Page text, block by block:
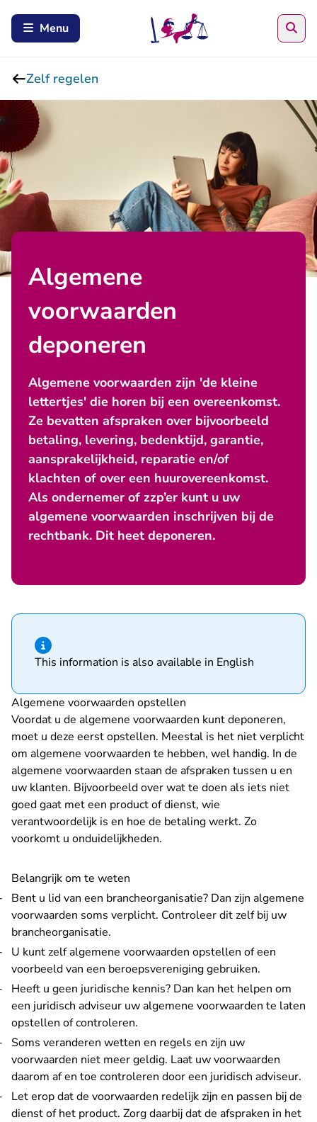
Menu
Zelf regelen
Algemene
voorwaarden
deponeren
Algemene voorwaarden zijn 'de kleine
lettertjes' die horen bij een overeenkomst.
Ze bevatten afspraken over bijvoorbeeld
betaling, levering, bedenktijd, garantie,
aansprakelijkheid, reparatie en/of
klachten of over een huurovereenkomst.
Als ondernemer of zzp’er kunt u uw
algemene voorwaarden inschrijven bij de
rechtbank. Dit heet deponeren.
Hint van type informatie
This information is also available in English
Algemene voorwaarden opstellen
Voordat u de algemene voorwaarden kunt deponeren,
moet u deze eerst opstellen. Meestal is het niet verplicht
om algemene voorwaarden te hebben, wel handig. In de
algemene voorwaarden staan de afspraken tussen u en
uw klanten. Bijvoorbeeld over wat te doen als iets niet
goed gaat met een product of dienst, wie
verantwoordelijk is en hoe de betaling werkt. Zo
voorkomt u onduidelijkheden.
Belangrijk om te weten
Bent u lid van een brancheorganisatie? Dan zijn algemene
voorwaarden soms verplicht. Controleer dit zelf bij uw
brancheorganisatie.
U kunt zelf algemene voorwaarden opstellen of een
voorbeeld van een beroepsvereniging gebruiken.
Heeft u geen juridische kennis? Dan kan het helpen om
een juridisch adviseur uw algemene voorwaarden te laten
opstellen of controleren.
Soms veranderen wetten en regels en zijn uw
voorwaarden niet meer geldig. Laat uw voorwaarden
daarom af en toe controleren door een juridisch adviseur.
Let erop dat de voorwaarden redelijk zijn en passen bij de
dienst of het product. Zorg daarbij dat de afspraken in het